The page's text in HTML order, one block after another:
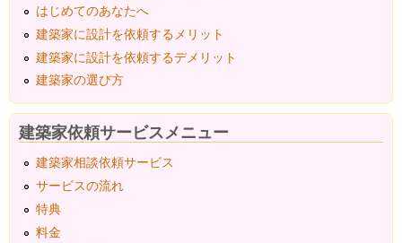
はじめてのあなたへ
建築家に設計を依頼するメリット
建築家に設計を依頼するデメリット
建築家の選び方
建築家依頼サービスメニュー
建築家相談依頼サービス
サービスの流れ
特典
料金